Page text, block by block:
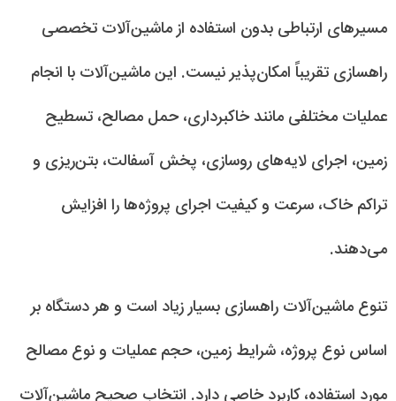
مسیرهای ارتباطی بدون استفاده از ماشین‌آلات تخصصی
راهسازی تقریباً امکان‌پذیر نیست. این ماشین‌آلات با انجام
عملیات مختلفی مانند خاکبرداری، حمل مصالح، تسطیح
زمین، اجرای لایه‌های روسازی، پخش آسفالت، بتن‌ریزی و
تراکم خاک، سرعت و کیفیت اجرای پروژه‌ها را افزایش
می‌دهند.
تنوع ماشین‌آلات راهسازی بسیار زیاد است و هر دستگاه بر
اساس نوع پروژه، شرایط زمین، حجم عملیات و نوع مصالح
مورد استفاده، کاربرد خاصی دارد. انتخاب صحیح ماشین‌آلات